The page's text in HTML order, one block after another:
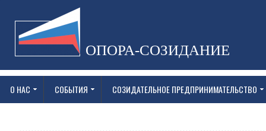
ОПОРА-СОЗИДАНИЕ
О НАС СОБЫТИЯ СОЗИДАТЕЛЬНОЕ ПРЕДПРИНИМАТЕЛЬСТВО